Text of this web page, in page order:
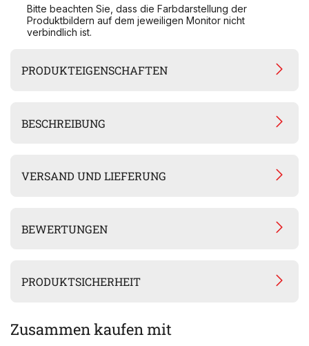
Bitte beachten Sie, dass die Farbdarstellung der
Produktbildern auf dem jeweiligen Monitor nicht
verbindlich ist.
PRODUKTEIGENSCHAFTEN
BESCHREIBUNG
VERSAND UND LIEFERUNG
BEWERTUNGEN
PRODUKTSICHERHEIT
Zusammen kaufen mit